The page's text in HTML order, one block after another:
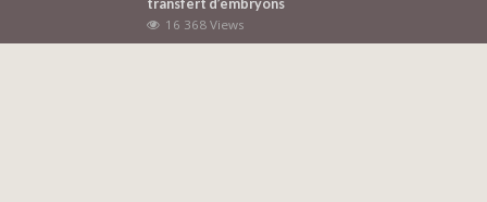
transfert d’embryons
16 368 Views